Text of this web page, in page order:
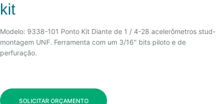
kit
Modelo: 9338-101 Ponto Kit Diante de 1 / 4-28 acelerômetros stud-
montagem UNF. Ferramenta com um 3/16" bits piloto e de
perfuração.
SOLICITAR ORÇAMENTO